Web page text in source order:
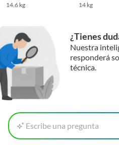
14.6 kg
14 kg
¿Tienes
Nuestra
responderá
técnica.
Escribe una pregunta